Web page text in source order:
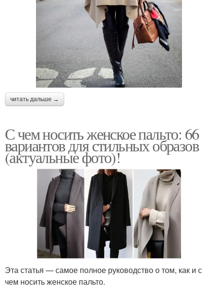
читать дальше →
С чем носить женское пальто: 66
вариантов для стильных образов
(актуальные фото)!
Эта статья — самое полное руководство о том, как и с
чем носить женское пальто.